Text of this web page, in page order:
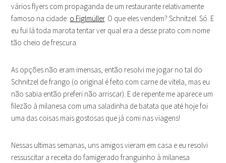
vários flyers com propaganda de um restaurante relativamente
famoso na cidade: o Figlmüller. O que eles vendem? Schnitzel. Só. E
eu fui lá toda marota tentar ver qual era a desse prato com nome
tão cheio de frescura.
As opções não eram imensas, então resolvi me jogar no tal do
Schnitzel de frango (o original é feito com carne de vitela, mas eu
não sabia então preferi não arriscar). E de repente me aparece um
filezão à milanesa com uma saladinha de batata que até hoje foi
uma das coisas mais gostosas que já comi nas viagens!
Nessas ultimas semanas, uns amigos vieram em casa e eu resolvi
ressuscitar a receita do famigerado franguinho à milanesa